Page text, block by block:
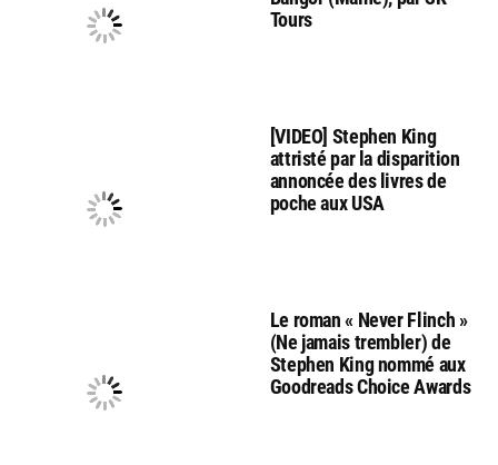
Tours
[VIDEO] Stephen King
attristé par la disparition
annoncée des livres de
poche aux USA
Le roman « Never Flinch »
(Ne jamais trembler) de
Stephen King nommé aux
Goodreads Choice Awards